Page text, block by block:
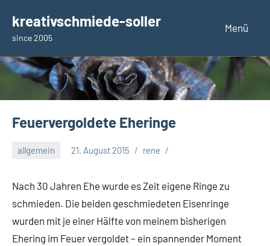
Inhalt
springen
kreativschmiede-soller
since 2005
Menü
Feuervergoldete Eheringe
allgemein 21. August 2015 rene
Nach 30 Jahren Ehe wurde es Zeit eigene Ringe zu
schmieden. Die beiden geschmiedeten Eisenringe
wurden mit je einer Hälfte von meinem bisherigen
Ehering im Feuer vergoldet – ein spannender Moment